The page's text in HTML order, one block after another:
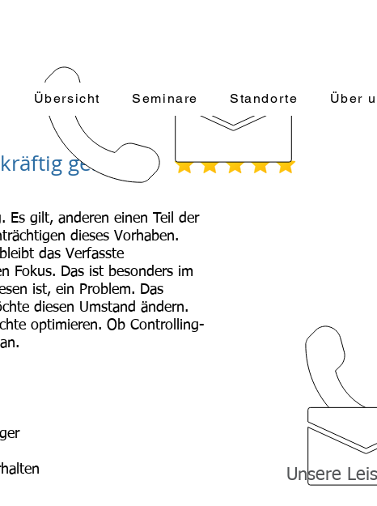
Übersicht Seminare Standorte Über
gestalten
Es gilt, anderen einen Teil der
dieses Vorhaben.
das Verfasste
Fokus. Das ist besonders im
ist, ein Problem. Das
diesen Umstand ändern.
optimieren. Ob Controlling-
Unsere